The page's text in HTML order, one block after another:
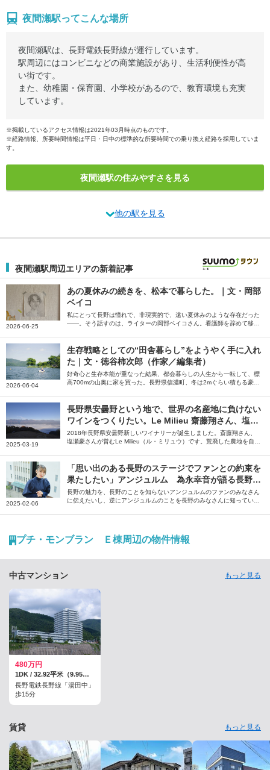
夜間瀬駅ってこんな場所
夜間瀬駅は、長野電鉄長野線が運行しています。
駅周辺にはコンビニなどの商業施設があり、生活利便性が高
い街です。
また、幼稚園・保育園、小学校があるので、教育環境も充実
しています。
※掲載しているアクセス情報は2021年03月時点のものです。
※経路情報、所要時間情報は平日・日中の標準的な所要時間での乗り換え経路を採用していま
す。
夜間瀬駅の住みやすさを見る
他の駅を見る
夜間瀬駅周辺エリアの新着記事
2026-06-25
あの夏休みの続きを、松本で暮らした。｜文・岡部
ベイコ
私にとって長野は憧れで、非現実的で、遠い夏休みのような存在だった
――。そう話すのは、ライターの岡部ベイコさん。看護師を辞めて移住
2026-06-04
生存戦略としての“田舎暮らし”をようやく手に入れ
た｜文・徳谷柿次郎（作家／編集者）
好奇心と生存本能が重なった結果、都会暮らしの人生から一転して、標
高700mの山奥に家を買った。長野県信濃町、冬は2mぐらい積もる豪雪
舎暮らしについて綴っていただきました。
2025-03-19
長野県安曇野という地で、世界の名産地に負けない
ワインをつくりたい。Le Milieu 齋藤翔さん、塩瀬
豪さん【ジモトグラフィー】
2018年長野県安曇野新しいワイナリーが誕生しました。斎藤翔さん、
塩瀬豪さんが営むLe Milieu（ル・ミリュウ）です。荒廃した農地を自分
理想の暮らしがかなう安曇野の魅力について、斎藤さん、塩瀬さんに伺
いました。
2025-02-06
「思い出のある長野のステージでファンとの約束を
果たしたい」アンジュルム 為永幸音が語る長野の
魅力
長野の魅力を、長野のことを知らないアンジュルムのファンのみなさん
に伝えたいし、逆にアンジュルムのことを長野のみなさんに知っていた
プチ・モンブラン Ｅ棟周辺の物件情報
中古マンション もっと見る
480万円
1DK / 32.92平米（9.95坪）（登記）
長野電鉄長野線「湯田中」
歩15分
賃貸 もっと見る